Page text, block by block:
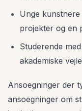
Unge
projekter og en
Studerende
akademiske
Ansoegninger der
ansoegninger om